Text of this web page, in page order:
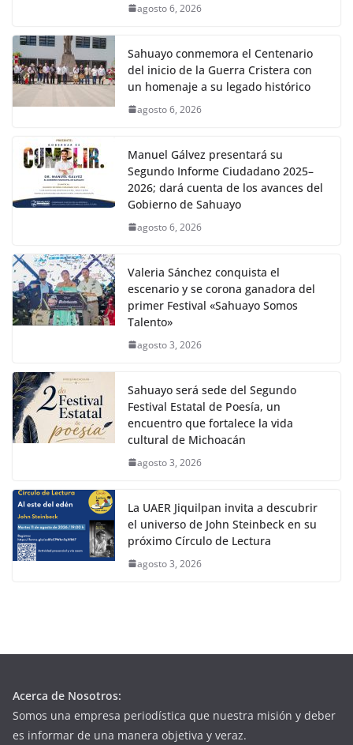
agosto 6, 2026
Sahuayo conmemora el Centenario
del inicio de la Guerra Cristera con
un homenaje a su legado histórico
agosto 6, 2026
Manuel Gálvez presentará su
Segundo Informe Ciudadano 2025–
2026; dará cuenta de los avances del
Gobierno de Sahuayo
agosto 6, 2026
Valeria Sánchez conquista el
escenario y se corona ganadora del
primer Festival «Sahuayo Somos
Talento»
agosto 3, 2026
Sahuayo será sede del Segundo
Festival Estatal de Poesía, un
encuentro que fortalece la vida
cultural de Michoacán
agosto 3, 2026
La UAER Jiquilpan invita a descubrir
el universo de John Steinbeck en su
próximo Círculo de Lectura
agosto 3, 2026
Acerca de Nosotros:
Somos una empresa periodística que nuestra misión y deber
es informar de una manera objetiva y veraz.